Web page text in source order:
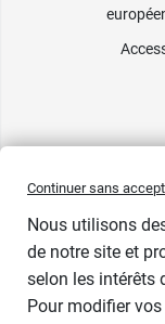
Continuer sans
Nous utilisons
de notre site et
selon les intérêts
Pour modifier